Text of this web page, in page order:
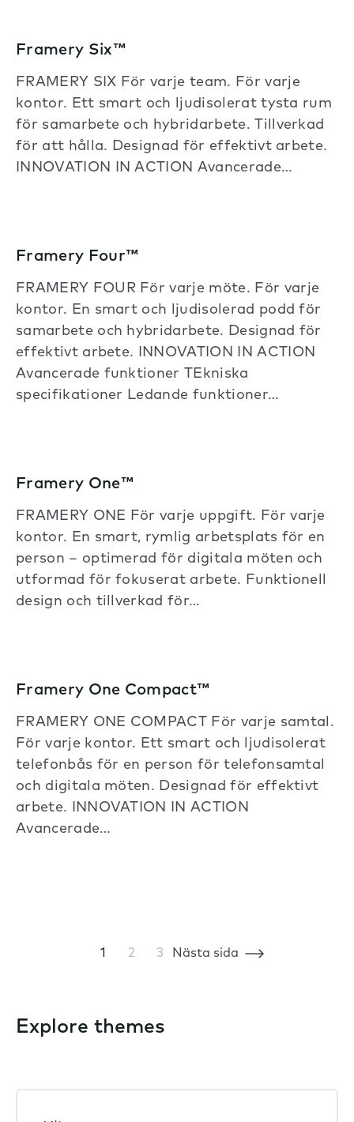
Framery Six™
FRAMERY SIX För varje team. För varje
kontor. Ett smart och ljudisolerat tysta rum
för samarbete och hybridarbete. Tillverkad
för att hålla. Designad för effektivt arbete.
INNOVATION IN ACTION Avancerade…
Framery Four™
FRAMERY FOUR För varje möte. För varje
kontor. En smart och ljudisolerad podd för
samarbete och hybridarbete. Designad för
effektivt arbete. INNOVATION IN ACTION
Avancerade funktioner TEkniska
specifikationer Ledande funktioner…
Framery One™
FRAMERY ONE För varje uppgift. För varje
kontor. En smart, rymlig arbetsplats för en
person – optimerad för digitala möten och
utformad för fokuserat arbete. Funktionell
design och tillverkad för…
Framery One Compact™
FRAMERY ONE COMPACT För varje samtal.
För varje kontor. Ett smart och ljudisolerat
telefonbås för en person för telefonsamtal
och digitala möten. Designad för effektivt
arbete. INNOVATION IN ACTION
Avancerade…
1 2 3 Nästa sida
Explore themes